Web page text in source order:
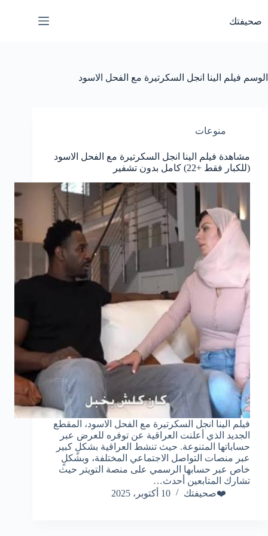
المحتوى
صحيفتك
الوسم فيلم الينا انجل السكرتيرة مع الفحل الاسود
منوعات
مشاهدة فيلم الينا انجل السكرتيرة مع الفحل الاسود
(للكبار فقط +22) كامل بدون تشفير
فيلم الينا انجل السكرتيرة مع الفحل الاسود، المقطع
الجديد الذي أعلنت العراقية عن توفره للعرض عبر
حساباتها المتنوعة. حيث تنشط العراقية بشكلٍ كبير
عبر منصات التواصل الاجتماعي المختلفة، وبشكلٍ
خاص عبر حسابها الرسمي على منصة التويتر حيث
تشارك المتابعين أحدث…
❤️صحيفتك
10 أكتوبر، 2025